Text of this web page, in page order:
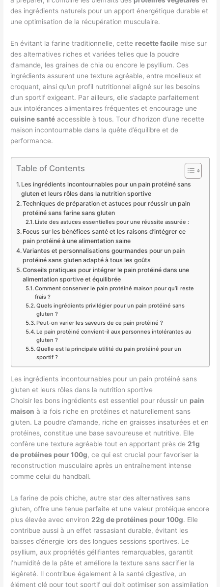
des ingrédients naturels pour un apport énergétique durable et
une optimisation de la récupération musculaire.
En évitant la farine traditionnelle, cette recette facile mise sur
des alternatives riches et variées telles que la poudre
d’amande, les graines de chia ou encore le psyllium. Ces
ingrédients assurent une texture agréable, entre moelleux et
croquant, ainsi qu’un profil nutritionnel aligné sur les besoins
d’un sportif exigeant. Par ailleurs, elle s’adapte parfaitement
aux intolérances alimentaires fréquentes et encourage une
cuisine santé accessible à tous. Tour d’horizon d’une recette
maison incontournable dans la quête d’équilibre et de
performance.
Table of Contents
Les ingrédients incontournables pour un pain protéiné sans
gluten et leurs rôles dans la nutrition sportive
Techniques de préparation et astuces pour réussir un pain
protéiné sans farine sans gluten
Liste des astuces essentielles pour une réussite assurée :
Focus sur les bénéfices santé et les raisons d’intégrer ce
pain protéiné à une alimentation saine
Variantes et personnalisations gourmandes pour un pain
protéiné sans gluten adapté à tous les goûts
Conseils pratiques pour intégrer le pain protéiné dans une
alimentation sportive et équilibrée
Comment conserver le pain protéiné maison pour qu’il reste
frais ?
Quels ingrédients privilégier pour un pain protéiné sans
gluten ?
Peut-on varier les saveurs de ce pain protéiné ?
Le pain protéiné convient-il aux personnes intolérantes au
gluten ?
Quelle est la principale utilité du pain protéiné pour un
sportif ?
Les ingrédients incontournables pour un pain protéiné sans
gluten et leurs rôles dans la nutrition sportive
Choisir les bons ingrédients est essentiel pour réussir un pain
maison à la fois riche en protéines et naturellement sans
gluten. La poudre d’amande, riche en graisses insaturées et en
protéines, constitue une base savoureuse et nutritive. Elle
confère une texture agréable tout en apportant près de21g
de protéines pour 100g, ce qui est crucial pour favoriser la
reconstruction musculaire après un entraînement intense
comme celui du handball.
La farine de pois chiche, autre star des alternatives sans
gluten, offre une tenue parfaite et une valeur protéique encore
plus élevée avec environ22g de protéines pour 100g. Elle
contribue aussi à un effet rassasiant durable, évitant les
baisses d’énergie lors des longues sessions sportives. Le
psyllium, aux propriétés gélifiantes remarquables, garantit
l’humidité de la pâte et améliore la texture sans sacrifier la
légèreté. Il contribue également à la santé digestive, un
élément clé pour tout sportif qui doit optimiser son assimilation